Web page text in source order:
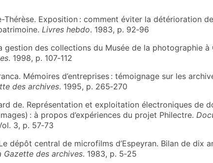
Thérèse. Exposition : comment éviter la détérioration
Livres hebdo. 1983, p. 92‑96
gestion des collections du Musée de la photographie à
. 1998, p. 107‑112
Mémoires d’entreprises : témoignage sur les
des archives. 1995, p. 265‑270
de. Représentation et exploitation électroniques de
: à propos d’expériences du projet Philectre.
3, p. 57‑73
dépôt central de microfilms d’Espeyran. Bilan de dix
Gazette des archives. 1983, p. 5‑25